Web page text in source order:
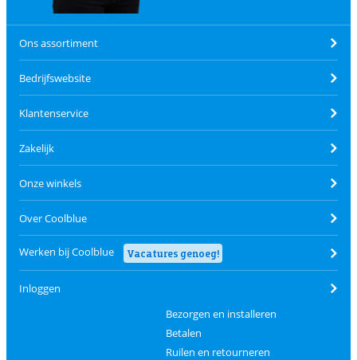
Ons assortiment
Bedrijfswebsite
Klantenservice
Zakelijk
Onze winkels
Over Coolblue
Werken bij Coolblue Vacatures genoeg!
Inloggen
Bezorgen en installeren
Betalen
Ruilen en retourneren